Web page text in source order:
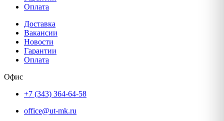
Оплата
Доставка
Вакансии
Новости
Гарантии
Оплата
Офис
+7 (343) 364-64-58
office@ut-mk.ru